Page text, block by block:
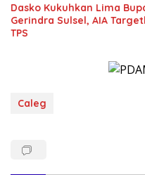
Dasko Kukuhkan Lima
Gerindra Sulsel, AIA
TPS
Caleg